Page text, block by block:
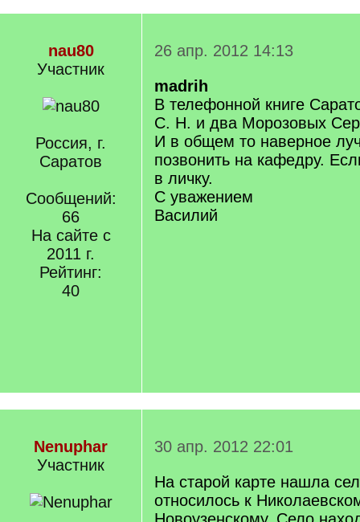
nau80
Участник
Россия, г.
Саратов
Сообщений:
66
На сайте с
2011 г.
Рейтинг:
40
26 апр. 2012 14:13
madrih
В телефонной книге
С. Н. и два Морозовых
И в общем то наверное
позвонить на кафедру.
в личку.
С уважением
Василий
Nenuphar
Участник
30 апр. 2012 22:01
На старой карте нашла
относилось к